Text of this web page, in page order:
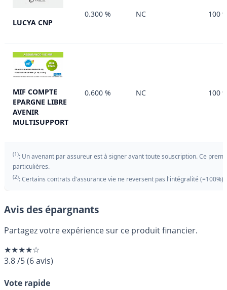
LUCYA CNP
0.300 % NC 100
MIF COMPTE
EPARGNE LIBRE
AVENIR
MULTISUPPORT
0.600 % NC 100
(1): Un avenant par assureur est à signer avant toute souscription. Ce
particulières.
(2): Certains contrats d'assurance vie ne reversent pas l'intégralité (=100%)
Avis des épargnants
Partagez votre expérience sur ce produit financier.
★★★★☆
3.8/5(6avis)
Vote rapide